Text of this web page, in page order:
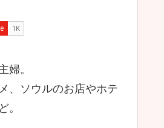
婦。
、ソウルのお店やホテ
。